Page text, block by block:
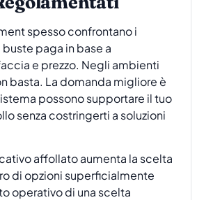
spesso confrontano i
paga in base a
e prezzo. Negli ambienti
basta. La domanda migliore è
possono supportare il tuo
senza costringerti a soluzioni
affollato aumenta la scelta
di opzioni superficialmente
operativo di una scelta